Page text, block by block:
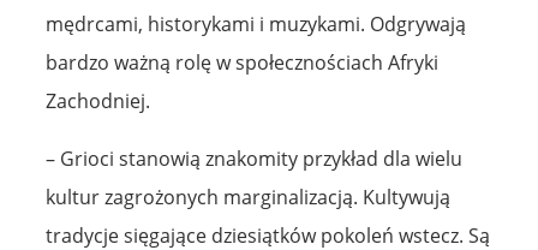
mędrcami, historykami i muzykami. Odgrywają
bardzo ważną rolę w społecznościach Afryki
Zachodniej.
– Grioci stanowią znakomity przykład dla wielu
kultur zagrożonych marginalizacją. Kultywują
tradycje sięgające dziesiątków pokoleń wstecz. Są